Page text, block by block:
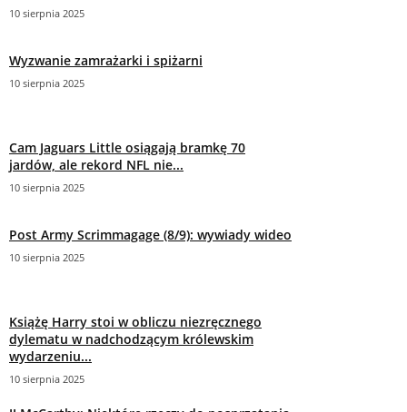
10 sierpnia 2025
Wyzwanie zamrażarki i spiżarni
10 sierpnia 2025
Cam Jaguars Little osiągają bramkę 70
jardów, ale rekord NFL nie...
10 sierpnia 2025
Post Army Scrimmagage (8/9): wywiady wideo
10 sierpnia 2025
Książę Harry stoi w obliczu niezręcznego
dylematu w nadchodzącym królewskim
wydarzeniu...
10 sierpnia 2025